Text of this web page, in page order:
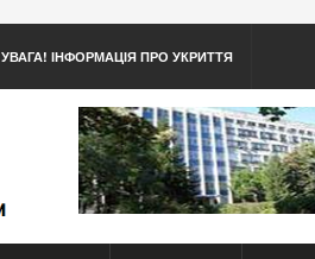
УВАГА! ІНФОРМАЦІЯ ПРО УКРИТТЯ